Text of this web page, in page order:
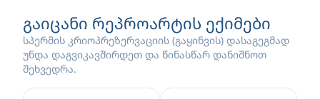
გაიცანი რეპროარტის ექიმები
სპერმის კრიოპრეზერვაციის (გაყინვის) დასაგეგმად
უნდა დაგვიკავშირდეთ და წინასწარ დანიშნოთ
შეხვედრა.